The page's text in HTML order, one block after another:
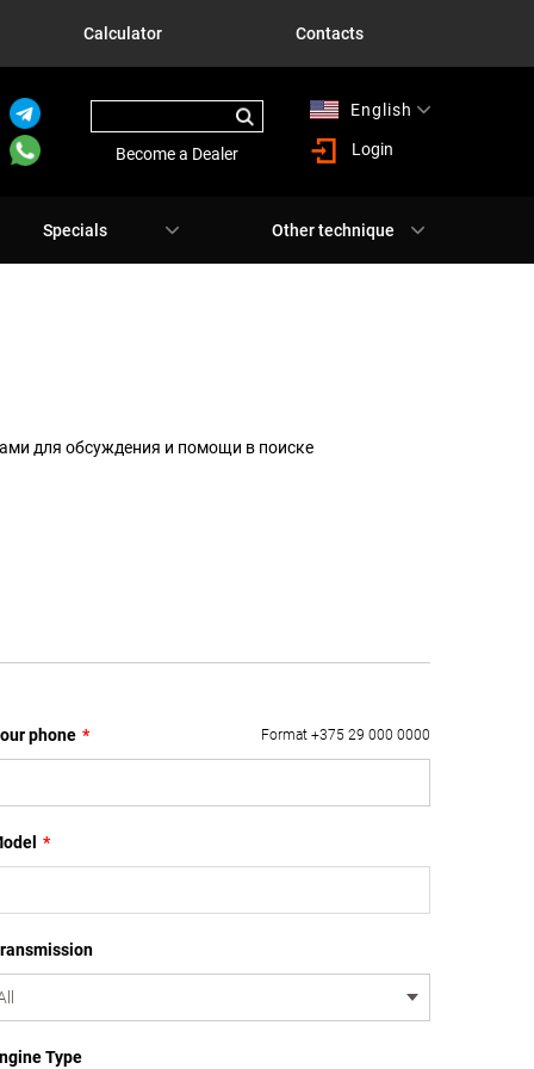
Calculator Contacts
Become a Dealer
English
Login
Specials Other technique
для обсуждения и помощи в поиске
phone * Format +375 29 000 0000
*
Type